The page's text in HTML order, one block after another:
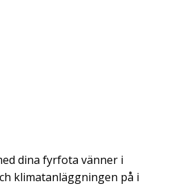
dina fyrfota vänner i
klimatanläggningen på i